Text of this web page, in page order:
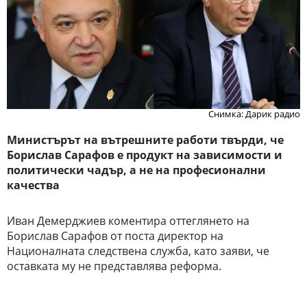
Снимка: Дарик радио
Министърът на вътрешните работи твърди, че
Борислав Сарафов е продукт на зависимости и
политически чадър, а не на професионални
качества
Иван Демерджиев коментира оттеглянето на
Борислав Сарафов от поста директор на
Националната следствена служба, като заяви, че
оставката му не представлява реформа.